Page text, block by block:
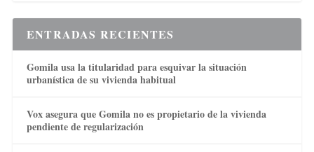
ENTRADAS RECIENTES
Gomila usa la titularidad para esquivar la situación
urbanística de su vivienda habitual
Vox asegura que Gomila no es propietario de la vivienda
pendiente de regularización